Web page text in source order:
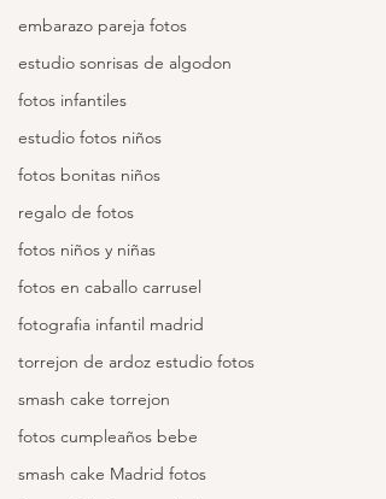
embarazo pareja fotos
estudio sonrisas de algodon
fotos infantiles
estudio fotos niños
fotos bonitas niños
regalo de fotos
fotos niños y niñas
fotos en caballo carrusel
fotografia infantil madrid
torrejon de ardoz estudio fotos
smash cake torrejon
fotos cumpleaños bebe
smash cake Madrid fotos